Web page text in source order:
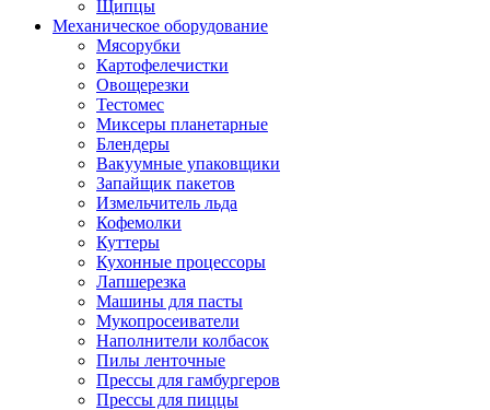
Щипцы
Механическое оборудование
Мясорубки
Картофелечистки
Овощерезки
Тестомес
Миксеры планетарные
Блендеры
Вакуумные упаковщики
Запайщик пакетов
Измельчитель льда
Кофемолки
Куттеры
Кухонные процессоры
Лапшерезка
Машины для пасты
Мукопросеиватели
Наполнители колбасок
Пилы ленточные
Прессы для гамбургеров
Прессы для пиццы